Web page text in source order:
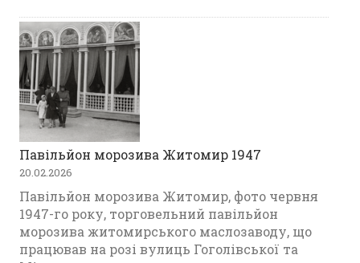
Павільйон морозива Житомир 1947
20.02.2026
Павільйон морозива Житомир, фото червня
1947-го року, торговельний павільйон
морозива житомирського маслозаводу, що
працював на розі вулиць Гоголівської та